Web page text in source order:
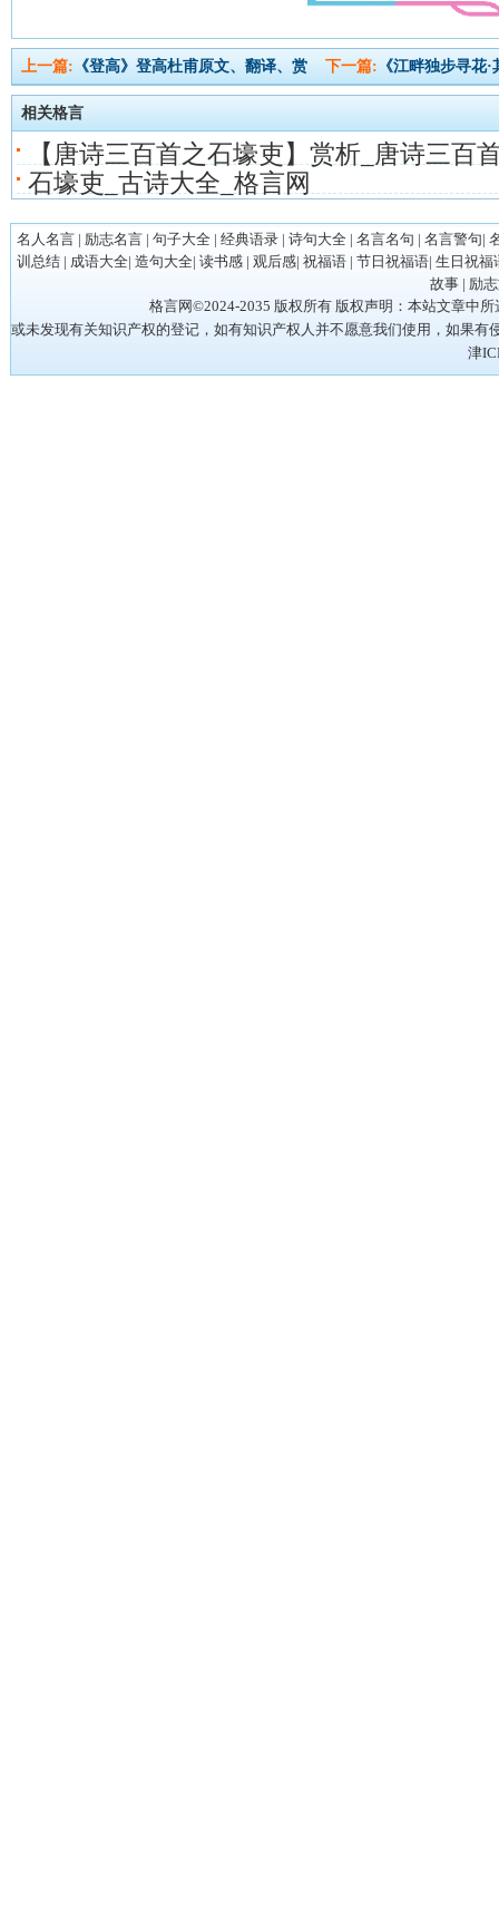
上一篇: 《登高》登高杜甫原文、翻译、赏 下一篇: 《江畔独步寻花
相关格言
【唐诗三百首之石壕吏】赏析_唐诗三百
石壕吏_古诗大全_格言网
名人名言| 励志名言| 句子大全| 经典语录| 诗句大全| 名言名句 | 名言警句|
训总结| 成语大全| 造句大全| 读书感| 观后感| 祝福语| 节日祝福语| 生日祝福
故事| 励
格言网©2024-2035 版权所有 版权声明：本站文章中
或未发现有关知识产权的登记，如有知识产权人并不愿意我们使用，如果有
津